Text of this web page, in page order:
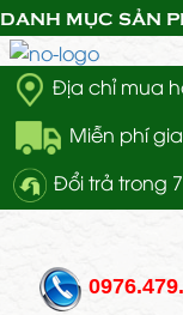
Địa chỉ mua
Miễn phí
Đổi trả trong
DANH MỤC SẢN